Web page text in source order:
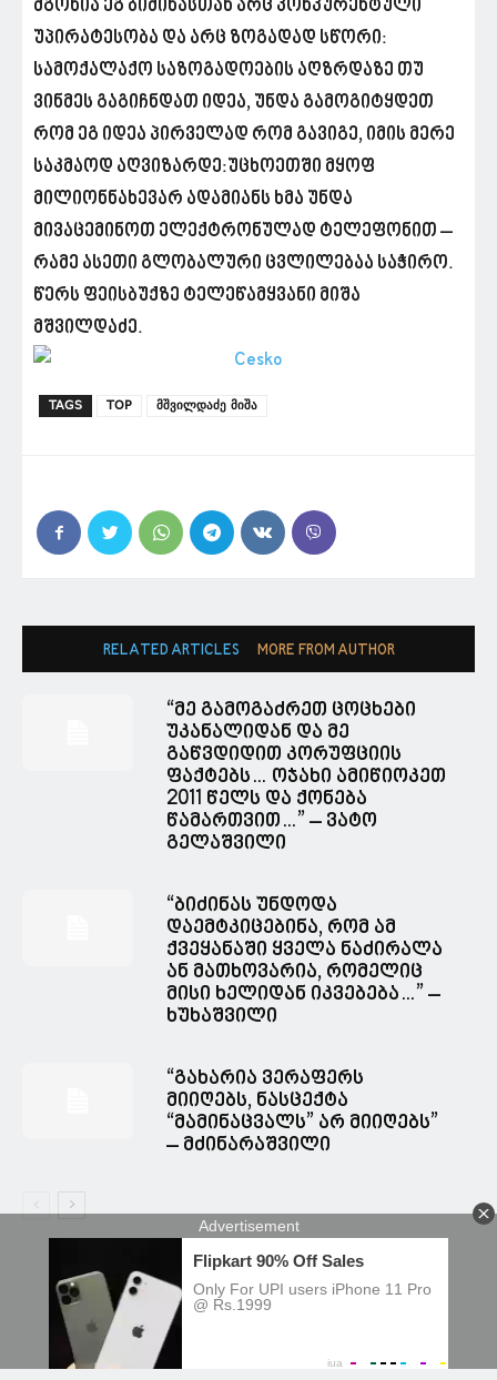
მგონია ეგ ბიძინასთან არც კონკურენტული
უპირატესობა და არც ზოგადად სწორი:
სამოქალაქო საზოგადოების აღზრდაზე თუ
ვინმეს გაგიჩნდათ იდეა, უნდა გამოგიტყდეთ
რომ ეგ იდეა პირველად რომ გავიგე, იმის მერე
საკმაოდ აღვიზარდე:უცხოეთში მყოფ
მილიონნახევარ ადამიანს ხმა უნდა
მივაცემინოთ ელექტრონულად ტელეფონით –
რამე ასეთი გლობალური ცვლილებაა საჭირო.
წერს ფეისბუქზე ტელეწამყვანი მიშა
მშვილდაძე.
TAGS TOP მშვილდაძე მიშა
RELATED ARTICLES MORE FROM AUTHOR
“მე გამოგაძრეთ ცოცხები
უკანალიდან და მე
გაწვდიდით კორუფციის
ფაქტებს… ოჯახი ამიწიოკეთ
2011 წელს და ქონება
წამართვით…” – ვატო
გელაშვილი
“ბიძინას უნდოდა
დაემტკიცებინა, რომ ამ
ქვეყანაში ყველა ნაძირალა
ან მათხოვარია, რომელიც
მისი ხელიდან იკვებება…” –
ხუხაშვილი
“გახარია ვერაფერს
მიიღებს, ნასცექტა
“მამინაცვალს” არ მიიღებს”
– მძინარაშვილი
© Spacesnews • სფეისნიუსი